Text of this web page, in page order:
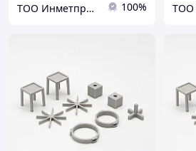
ТОО Инметпром 100%